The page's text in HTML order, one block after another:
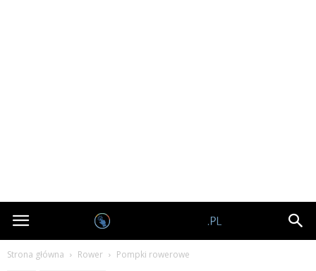
Nagrodobiorcy.pl
Strona główna Rower Pompki rowerowe